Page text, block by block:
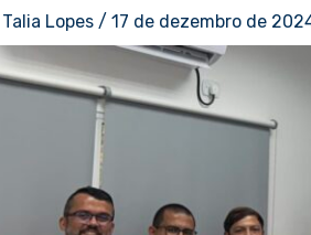
Talia Lopes / 17 de dezembro de